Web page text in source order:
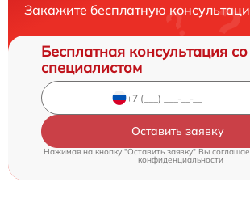
Закажите бесплатную
Бесплатная консультация со
специалистом
Оставить заявку
Нажимая на кнопку "Оставить заявку" Вы
конфиденциальности